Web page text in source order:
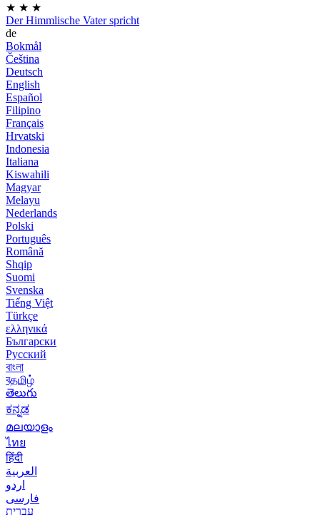
★ ★ ★
Der Himmlische Vater spricht
de
Bokmål
Čeština
Deutsch
English
Español
Filipino
Français
Hrvatski
Indonesia
Italiana
Kiswahili
Magyar
Melayu
Nederlands
Polski
Português
Română
Shqip
Suomi
Svenska
Tiếng Việt
Türkçe
ελληνικά
Български
Русский
বাংলা
বதமிழ்
తెలుగు
ಕನ್ನಡ
മലയാളം
ไทย
हिंदी
العربية
اردو
فارسی
עִברִית